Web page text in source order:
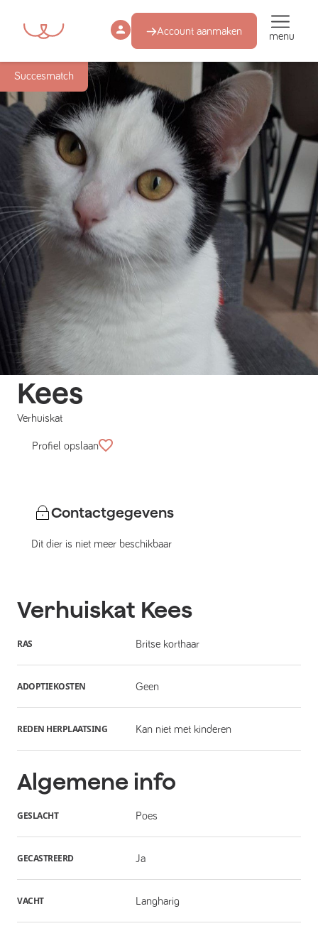
Account aanmaken menu
Succesmatch
Kees
Verhuiskat
Profiel opslaan
Contactgegevens
Dit dier is niet meer beschikbaar
Verhuiskat Kees
RAS Britse korthaar
ADOPTIEKOSTEN Geen
REDEN HERPLAATSING Kan niet met kinderen
Algemene info
GESLACHT Poes
GECASTREERD Ja
VACHT Langharig